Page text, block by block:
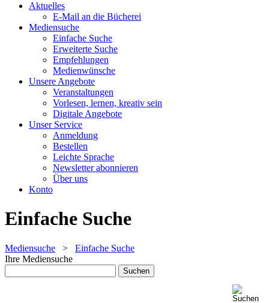
Aktuelles
E-Mail an die Bücherei
Mediensuche
Einfache Suche
Erweiterte Suche
Empfehlungen
Medienwünsche
Unsere Angebote
Veranstaltungen
Vorlesen, lernen, kreativ sein
Digitale Angebote
Unser Service
Anmeldung
Bestellen
Leichte Sprache
Newsletter abonnieren
Über uns
Konto
Einfache Suche
Mediensuche > Einfache Suche
Ihre Mediensuche